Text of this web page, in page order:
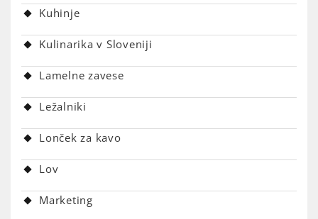
Kuhinje
Kulinarika v Sloveniji
Lamelne zavese
Ležalniki
Lonček za kavo
Lov
Marketing